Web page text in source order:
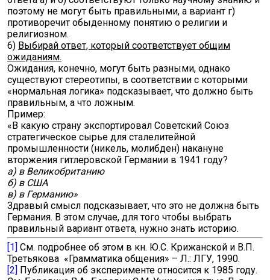
поэтому не могут быть правильными, а вариант г)
противоречит обыденному понятию о религии и
религиозном.
6) Выбирай ответ, который соответствует общим
ожиданиям.
Ожидания, конечно, могут быть разными, однако
существуют стереотипы, в соответствии с которыми
«нормальная логика» подсказывает, что должно быть
правильным, а что ложным.
Пример:
«В какую страну экспортировал Советский Союз
стратегическое сырье для сталелитейной
промышленности (никель, молибден) накануне
вторжения гитлеровской Германии в 1941 году?
а) в Великобританию
б) в США
в) в Германию»
Здравый смысл подсказывает, что это не должна быть
Германия. В этом случае, для того чтобы выбрать
правильный вариант ответа, нужно знать историю.
[1] См. подробнее об этом в кн. Ю.С. Крижанской и В.П.
Третьякова «Грамматика общения» – Л.: ЛГУ, 1990.
[2] Публикация об эксперименте относится к 1985 году.